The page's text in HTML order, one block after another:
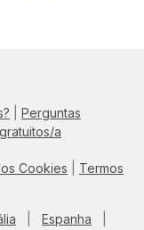
Perguntas
a
Cookies
Termos
Espanha